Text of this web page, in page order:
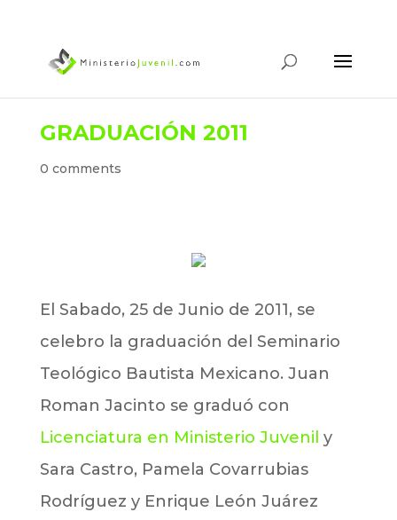
GRADUACIÓN 2011
0 comments
El Sabado, 25 de Junio de 2011, se
celebro la graduación del Seminario
Teológico Bautista Mexicano. Juan
Roman Jacinto se graduó con
Licenciatura en Ministerio Juvenil y
Sara Castro, Pamela Covarrubias
Rodríguez y Enrique León Juárez